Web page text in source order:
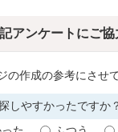
アンケートにご協
の作成の参考にさせ
しやすかったですか